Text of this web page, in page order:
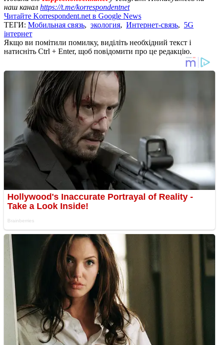
наш канал https://t.me/korrespondentnet
Читайте Korrespondent.net в Google News
ТЕГИ: Мобильная связь, экология, Интернет-связь, 5G
інтернет
Якщо ви помітили помилку, виділіть необхідний текст і
натисніть Ctrl + Enter, щоб повідомити про це редакцію.